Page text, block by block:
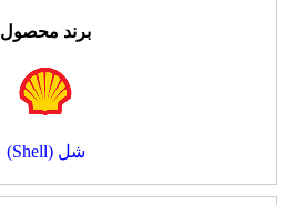
برند محصول
شل (Shell)